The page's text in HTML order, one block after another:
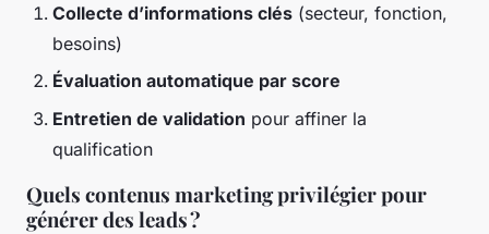
Collecte d’informations clés (secteur, fonction,
besoins)
Évaluation automatique par score
Entretien de validation pour affiner la
qualification
Quels contenus marketing privilégier pour
générer des leads ?